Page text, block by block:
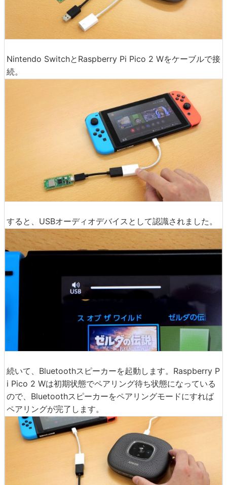
Nintendo SwitchとRaspberry Pi Pico 2 Wをケーブルで接
続。
すると、USBオーディオデバイスとして認識されました。
続いて、Bluetoothスピーカーを起動します。Raspberry P
i Pico 2 Wは初期状態でペアリング待ち状態になっている
ので、Bluetoothスピーカーをペアリングモードにすれば
ペアリングが完了します。